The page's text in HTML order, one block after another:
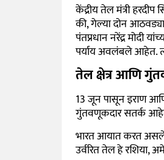
केंद्रीय तेल मंत्री
की, गेल्या दोन
पंतप्रधान नरेंद्र मोदी
पर्याय अवलंबले आहेत.
तेल क्षेत्र आणि
13 जून पासून इराण
गुंतवणूकदार सतर्क
भारत आयात करत
उर्वरित तेल हे रशिया,